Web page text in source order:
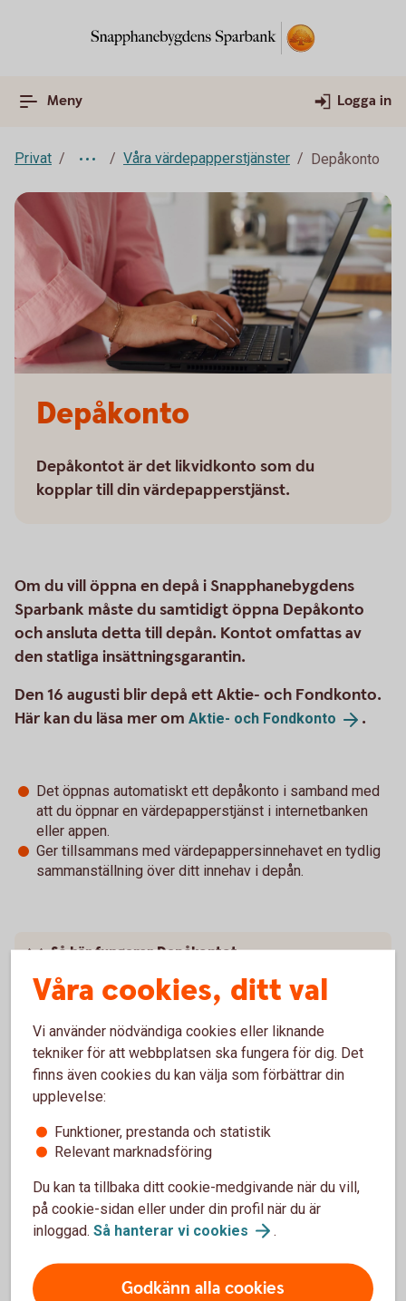
Meny Logga in
Privat Våra värdepapperstjänster Depåkonto
Depåkonto
Depåkontot är det likvidkonto som du
kopplar till din värdepapperstjänst.
Om du vill öppna en depå i Snapphanebygdens
Sparbank måste du samtidigt öppna Depåkonto
och ansluta detta till depån. Kontot omfattas av
den statliga insättningsgarantin.
Den 16 augusti blir depå ett Aktie- och Fondkonto.
Här kan du läsa mer om Aktie- och Fondkonto .
Det öppnas automatiskt ett depåkonto i samband med
att du öppnar en värdepapperstjänst i internetbanken
eller appen.
Ger tillsammans med värdepappersinnehavet en tydlig
sammanställning över ditt innehav i depån.
Så här fungerar Depåkontot
Villkor och övrig information
Kontot omfattas av den statliga
insättningsgarantin
Våra cookies, ditt val
Vi använder nödvändiga cookies eller liknande
tekniker för att webbplatsen ska fungera för dig. Det
finns även cookies du kan välja som förbättrar din
upplevelse:
Funktioner, prestanda och statistik
Relevant marknadsföring
Du kan ta tillbaka ditt cookie-medgivande när du vill,
på cookie-sidan eller under din profil när du är
inloggad. Så hanterar vi cookies .
Godkänn alla cookies